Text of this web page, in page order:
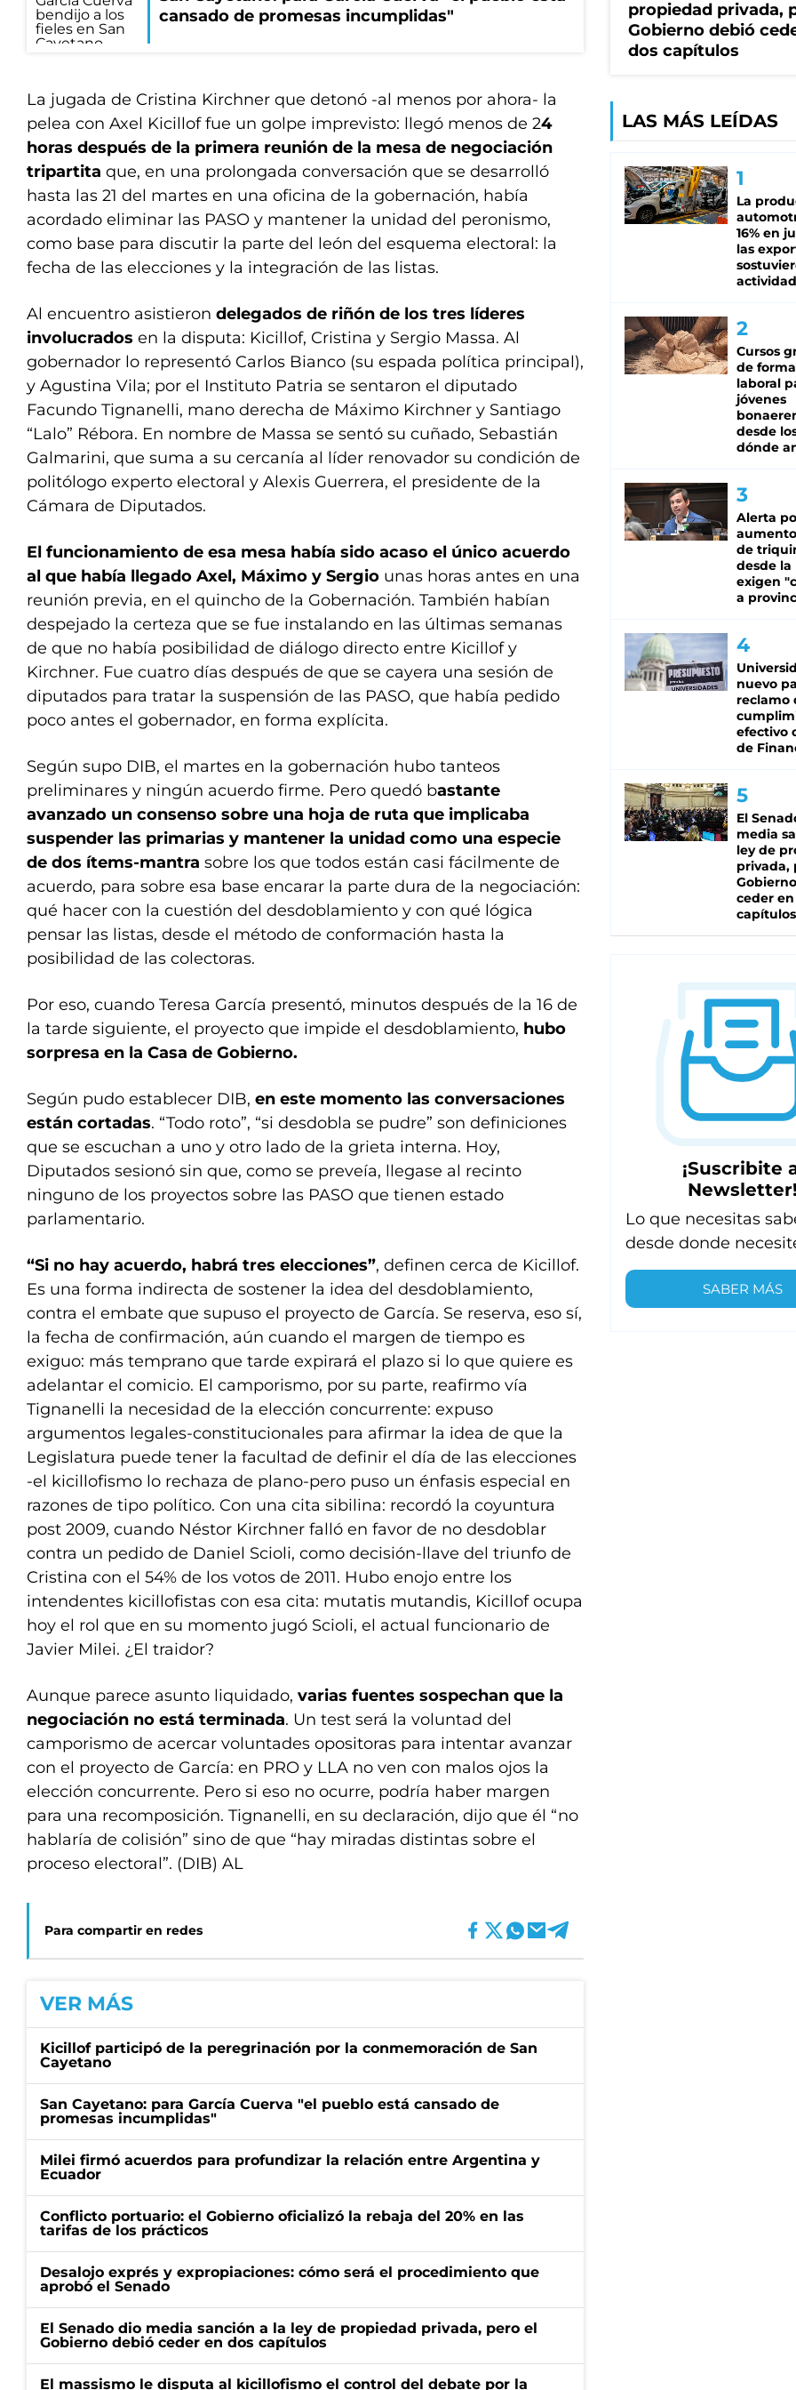
cansado de promesas incumplidas"
La jugada de Cristina Kirchner que detonó -al menos por ahora- la
pelea con Axel Kicillof fue un golpe imprevisto: llegó menos de 24
horas después de la primera reunión de la mesa de negociación
tripartita que, en una prolongada conversación que se desarrolló
hasta las 21 del martes en una oficina de la gobernación, había
acordado eliminar las PASO y mantener la unidad del peronismo,
como base para discutir la parte del león del esquema electoral: la
fecha de las elecciones y la integración de las listas.
Al encuentro asistieron delegados de riñón de los tres líderes
involucrados en la disputa: Kicillof, Cristina y Sergio Massa. Al
gobernador lo representó Carlos Bianco (su espada política principal),
y Agustina Vila; por el Instituto Patria se sentaron el diputado
Facundo Tignanelli, mano derecha de Máximo Kirchner y Santiago
“Lalo” Rébora. En nombre de Massa se sentó su cuñado, Sebastián
Galmarini, que suma a su cercanía al líder renovador su condición de
politólogo experto electoral y Alexis Guerrera, el presidente de la
Cámara de Diputados.
El funcionamiento de esa mesa había sido acaso el único acuerdo
al que había llegado Axel, Máximo y Sergio unas horas antes en una
reunión previa, en el quincho de la Gobernación. También habían
despejado la certeza que se fue instalando en las últimas semanas
de que no había posibilidad de diálogo directo entre Kicillof y
Kirchner. Fue cuatro días después de que se cayera una sesión de
diputados para tratar la suspensión de las PASO, que había pedido
poco antes el gobernador, en forma explícita.
Según supo DIB, el martes en la gobernación hubo tanteos
preliminares y ningún acuerdo firme. Pero quedó bastante
avanzado un consenso sobre una hoja de ruta que implicaba
suspender las primarias y mantener la unidad como una especie
de dos ítems-mantra sobre los que todos están casi fácilmente de
acuerdo, para sobre esa base encarar la parte dura de la negociación:
qué hacer con la cuestión del desdoblamiento y con qué lógica
pensar las listas, desde el método de conformación hasta la
posibilidad de las colectoras.
Por eso, cuando Teresa García presentó, minutos después de la 16 de
la tarde siguiente, el proyecto que impide el desdoblamiento, hubo
sorpresa en la Casa de Gobierno.
Según pudo establecer DIB, en este momento las conversaciones
están cortadas. “Todo roto”, “si desdobla se pudre” son definiciones
que se escuchan a uno y otro lado de la grieta interna. Hoy,
Diputados sesionó sin que, como se preveía, llegase al recinto
ninguno de los proyectos sobre las PASO que tienen estado
parlamentario.
“Si no hay acuerdo, habrá tres elecciones”, definen cerca de Kicillof.
Es una forma indirecta de sostener la idea del desdoblamiento,
contra el embate que supuso el proyecto de García. Se reserva, eso sí,
la fecha de confirmación, aún cuando el margen de tiempo es
exiguo: más temprano que tarde expirará el plazo si lo que quiere es
adelantar el comicio. El camporismo, por su parte, reafirmo vía
Tignanelli la necesidad de la elección concurrente: expuso
argumentos legales-constitucionales para afirmar la idea de que la
Legislatura puede tener la facultad de definir el día de las elecciones
-el kicillofismo lo rechaza de plano-pero puso un énfasis especial en
razones de tipo político. Con una cita sibilina: recordó la coyuntura
post 2009, cuando Néstor Kirchner falló en favor de no desdoblar
contra un pedido de Daniel Scioli, como decisión-llave del triunfo de
Cristina con el 54% de los votos de 2011. Hubo enojo entre los
intendentes kicillofistas con esa cita: mutatis mutandis, Kicillof ocupa
hoy el rol que en su momento jugó Scioli, el actual funcionario de
Javier Milei. ¿El traidor?
Aunque parece asunto liquidado, varias fuentes sospechan que la
negociación no está terminada. Un test será la voluntad del
camporismo de acercar voluntades opositoras para intentar avanzar
con el proyecto de García: en PRO y LLA no ven con malos ojos la
elección concurrente. Pero si eso no ocurre, podría haber margen
para una recomposición. Tignanelli, en su declaración, dijo que él “no
hablaría de colisión” sino de que “hay miradas distintas sobre el
proceso electoral”. (DIB) AL
Para compartir en redes
VER MÁS
Kicillof participó de la peregrinación por la conmemoración de San
Cayetano
San Cayetano: para García Cuerva "el pueblo está cansado de
promesas incumplidas"
Milei firmó acuerdos para profundizar la relación entre Argentina y
Ecuador
Conflicto portuario: el Gobierno oficializó la rebaja del 20% en las
tarifas de los prácticos
Desalojo exprés y expropiaciones: cómo será el procedimiento que
aprobó el Senado
El Senado dio media sanción a la ley de propiedad privada, pero el
Gobierno debió ceder en dos capítulos
El massismo le disputa al kicillofismo el control del debate por la
propiedad privada,
Gobierno debió
dos capítulos
LAS MÁS LEÍDAS
La
16% en
las
actividad
Cursos
de
laboral
jóvenes
desde
dónde
Alerta
de
desde la
exigen
a
nuevo
reclamo
efectivo
de
El
media
ley de
privada,
ceder
capítulos
¡Suscribite
Newsletter!
Lo que necesitas
desde donde
SABER MÁS